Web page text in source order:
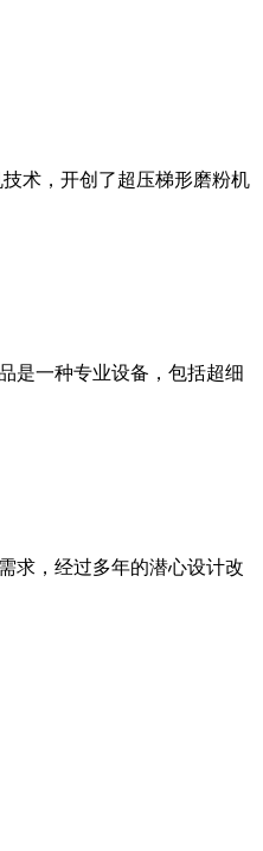
术，开创了超压梯形磨粉机
是一种专业设备，包括超细
求，经过多年的潜心设计改